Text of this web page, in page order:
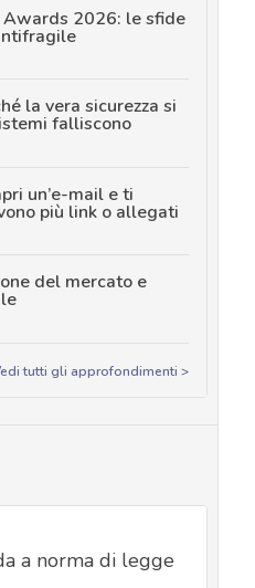
2026: le sfide
la vera sicurezza si
falliscono
un’e-mail e ti
più link o allegati
del mercato e
tutti gli approfondimenti >
a norma di legge